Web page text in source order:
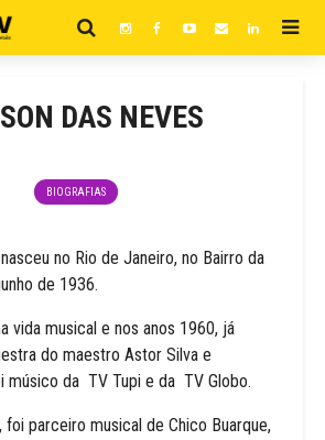
DAS NEVES
BIOGRAFIAS
no Rio de Janeiro, no Bairro da
de 1936.
vida musical e nos anos 1960, já
do maestro Astor Silva e
músico da TV Tupi e da TV Globo.
parceiro musical de Chico Buarque,